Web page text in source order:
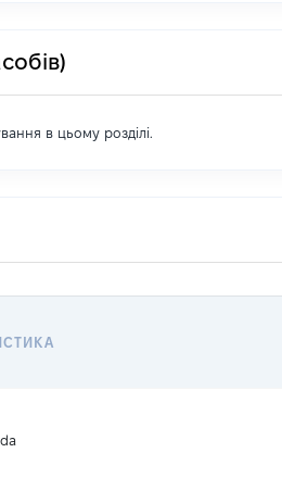
в цьому розділі.